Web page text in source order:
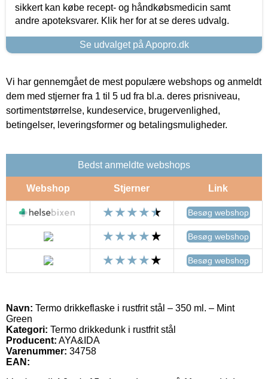
sikkert kan købe recept- og håndkøbsmedicin samt
andre apoteksvarer. Klik her for at se deres udvalg.
Se udvalget på Apopro.dk
Vi har gennemgået de mest populære webshops og anmeldt
dem med stjerner fra 1 til 5 ud fra bl.a. deres prisniveau,
sortimentstørrelse, kundeservice, brugervenlighed,
betingelser, leveringsformer og betalingsmuligheder.
Bedst anmeldte webshops
Webshop Stjerner Link
Besøg webshop
Besøg webshop
Besøg webshop
Navn: Termo drikkeflaske i rustfrit stål – 350 ml. – Mint
Green
Kategori: Termo drikkedunk i rustfrit stål
Producent: AYA&IDA
Varenummer: 34758
EAN: